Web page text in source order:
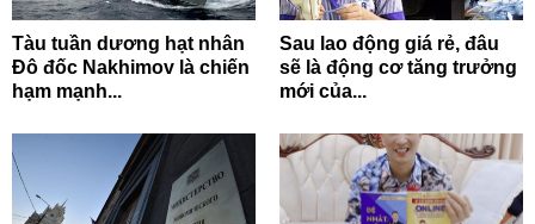
Tàu tuần dương hạt nhân
Đô đốc Nakhimov là chiến
hạm mạnh...
Sau lao động giá rẻ, đâu
sẽ là động cơ tăng trưởng
mới của...